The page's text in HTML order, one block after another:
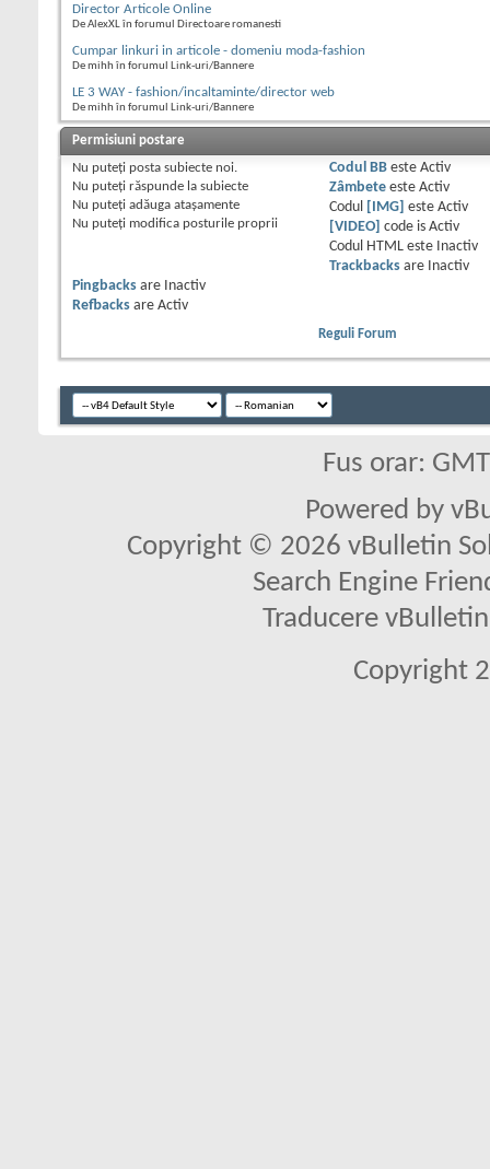
Director Articole Online
De AlexXL în forumul Directoare romanesti
Cumpar linkuri in articole - domeniu moda-fashion
De mihh în forumul Link-uri/Bannere
LE 3 WAY - fashion/incaltaminte/director web
De mihh în forumul Link-uri/Bannere
Permisiuni postare
Nu puteţi posta subiecte noi.
Nu puteţi răspunde la subiecte
Nu puteţi adăuga ataşamente
Nu puteţi modifica posturile proprii
Codul BBeste Activ
Zâmbeteeste Activ
Codul
[IMG] este Activ
[VIDEO] code is Activ
Codul HTML este
Inactiv
Trackbacksare
Inactiv
Pingbacks are
Inactiv
Refbacks are Activ
Reguli Forum
Fus orar:
Powered by
Copyright © 2026 vBulletin
Search Engine
Traducere
Copyright